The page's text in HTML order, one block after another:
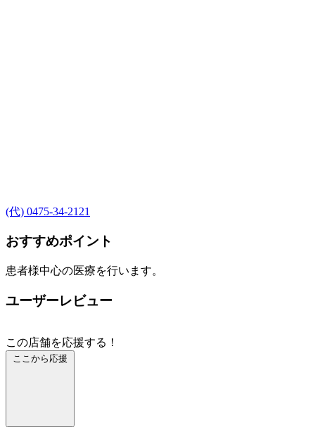
(代) 0475-34-2121
おすすめポイント
患者様中心の医療を行います。
ユーザーレビュー
この店舗を応援する！
ここから応援